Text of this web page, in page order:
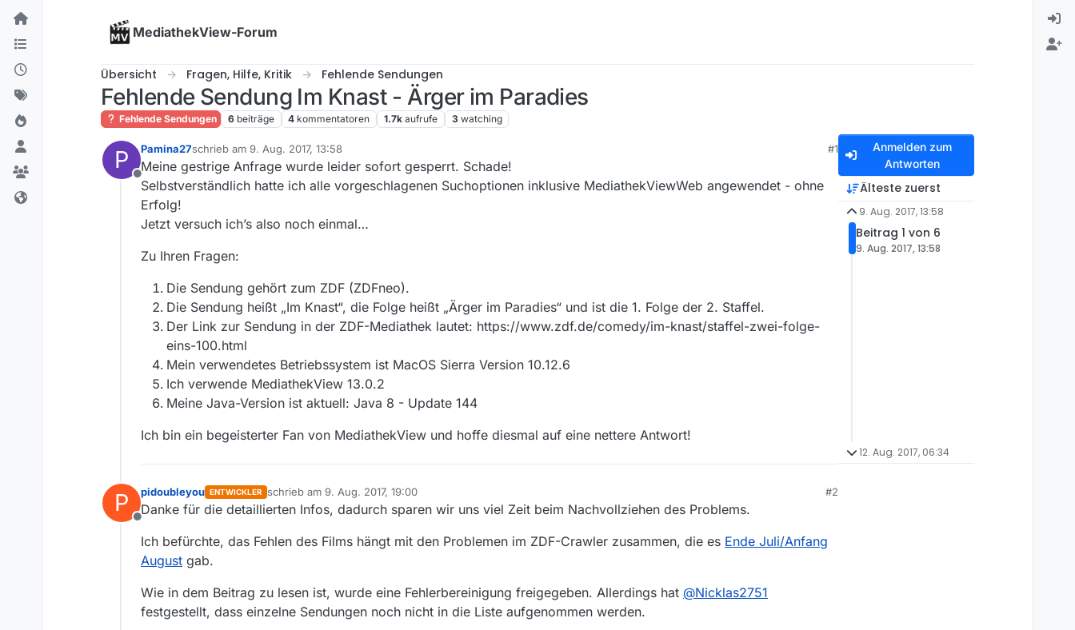
Skip to content
MediathekView-Forum
Übersicht Fragen, Hilfe, Kritik Fehlende Sendungen
Fehlende Sendung Im Knast - Ärger im Paradies
Fehlende Sendungen 6 beiträge 4 kommentatoren 1.7k aufrufe 3 watching
P
Offline
Pamina27schrieb am 9. Aug. 2017, 13:58
zuletzt editiert von
#1
Meine gestrige Anfrage wurde leider sofort gesperrt. Schade!
Selbstverständlich hatte ich alle vorgeschlagenen Suchoptionen inklusive MediathekViewWeb angewendet - ohne
Erfolg!
Jetzt versuch ich’s also noch einmal…
Zu Ihren Fragen:
Die Sendung gehört zum ZDF (ZDFneo).
Die Sendung heißt „Im Knast“, die Folge heißt „Ärger im Paradies“ und ist die 1. Folge der 2. Staffel.
Der Link zur Sendung in der ZDF-Mediathek lautet: https://www.zdf.de/comedy/im-knast/staffel-zwei-folge-
eins-100.html
Mein verwendetes Betriebssystem ist MacOS Sierra Version 10.12.6
Ich verwende MediathekView 13.0.2
Meine Java-Version ist aktuell: Java 8 - Update 144
Ich bin ein begeisterter Fan von MediathekView und hoffe diesmal auf eine nettere Antwort!
P
Offline
pidoubleyou ENTWICKLER schrieb am 9. Aug. 2017, 19:00
zuletzt editiert von
#2
Danke für die detaillierten Infos, dadurch sparen wir uns viel Zeit beim Nachvollziehen des Problems.
Ich befürchte, das Fehlen des Films hängt mit den Problemen im ZDF-Crawler zusammen, die es Ende Juli/Anfang
August gab.
Wie in dem Beitrag zu lesen ist, wurde eine Fehlerbereinigung freigegeben. Allerdings hat @Nicklas2751
festgestellt, dass einzelne Sendungen noch nicht in die Liste aufgenommen werden.
Anmelden zum
Antworten
Älteste zuerst
9. Aug. 2017, 13:58
Beitrag 1 von 6
9. Aug. 2017, 13:58
12. Aug. 2017, 06:34